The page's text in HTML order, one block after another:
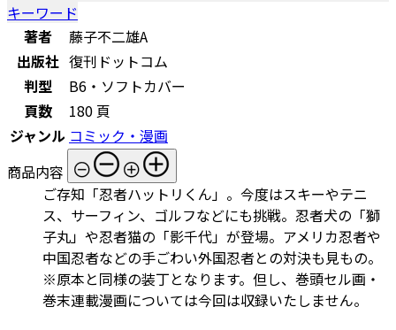
キーワード
著者
藤子不二雄A
出版社 復刊ドットコム
判型
B6・ソフトカバー
頁数
180 頁
ジャンル コミック・漫画
商品内容
ご存知「忍者ハットリくん」。今度はスキーやテニ
ス、サーフィン、ゴルフなどにも挑戦。忍者犬の「獅
子丸」や忍者猫の「影千代」が登場。アメリカ忍者や
中国忍者などの手ごわい外国忍者との対決も見もの。
※原本と同様の装丁となります。但し、巻頭セル画・
巻末連載漫画については今回は収録いたしません。